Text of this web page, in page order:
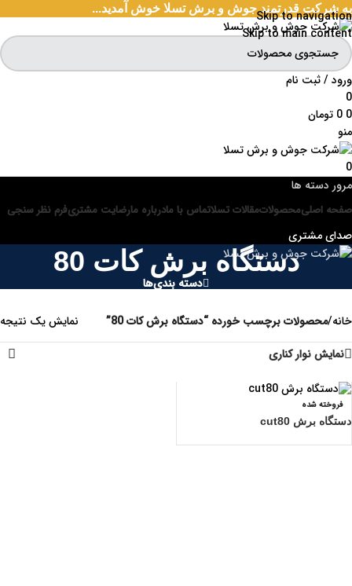
Skip to navigation
Skip to main content
به شرکت قدرتمند جوش و برش تسلا خوش آمدید...
ورود / ثبت نام
0
0
0 تومان
منو
0
مرور دسته ها
صفحه اصلیمحصولاتمقالات تسلاتماس با مادرباره مارضایت مشتریفرم نظر سنجی
صدای مشتری
دستگاه برش کات 80
دسته بندی‌ها
خانه/محصولات برچسب خورده “دستگاه برش کات 80”
نمایش یک نتیجه
نمایش نوار کناری
فروخته شده
دستگاه برش cut80